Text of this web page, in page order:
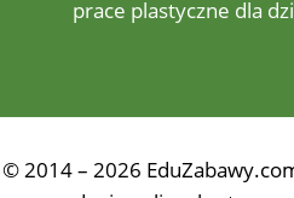
prace plastyczne dla
© 2014 – 2026